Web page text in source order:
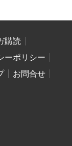
購読
ーポリシー
お問合せ